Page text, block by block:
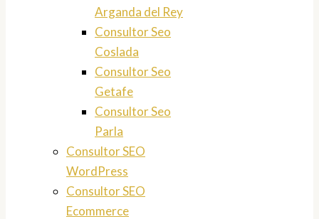
Arganda del Rey
Consultor Seo
Coslada
Consultor Seo
Getafe
Consultor Seo
Parla
Consultor SEO
WordPress
Consultor SEO
Ecommerce